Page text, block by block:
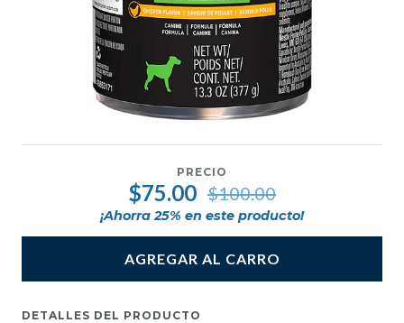
PRECIO
$75.00 $100.00
¡Ahorra 25% en este producto!
AGREGAR AL CARRO
DETALLES DEL PRODUCTO